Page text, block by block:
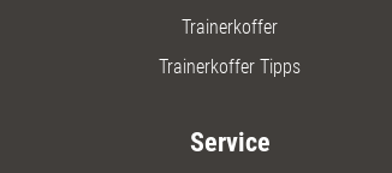
Trainerkoffer
Trainerkoffer Tipps
Service